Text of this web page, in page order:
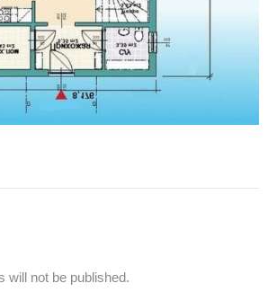
will not be published.